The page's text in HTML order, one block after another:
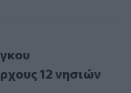
παραδόθηκαν
12 νησιών